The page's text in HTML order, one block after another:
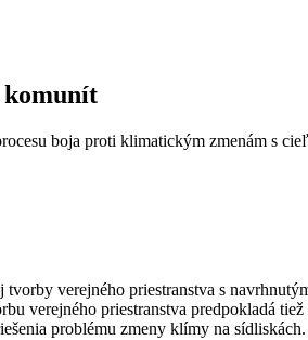
komunít
boja proti klimatickým zmenám s
verejného priestranstva s
verejného priestranstva predpokladá
problému zmeny klímy na sídliskách.